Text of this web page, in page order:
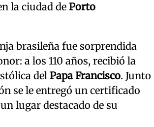
la ciudad de Porto
brasileña fue sorprendida
a los 110 años, recibió la
del Papa Francisco. Junto
se le entregó un certificado
lugar destacado de su